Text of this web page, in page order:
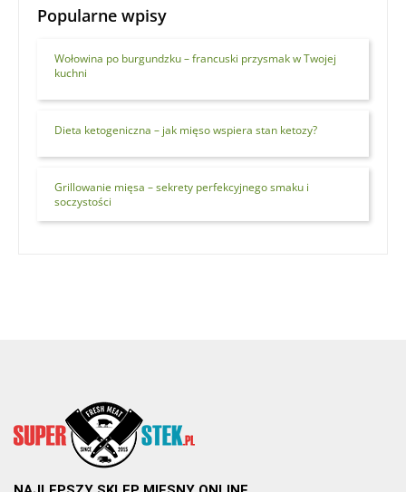
Popularne wpisy
Wołowina po burgundzku – francuski przysmak w Twojej
kuchni
Dieta ketogeniczna – jak mięso wspiera stan ketozy?
Grillowanie mięsa – sekrety perfekcyjnego smaku i
soczystości